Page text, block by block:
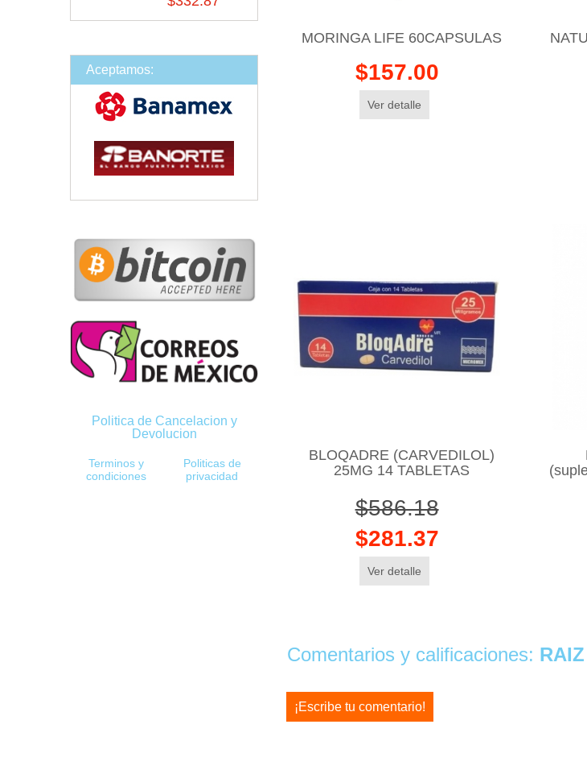
Aceptamos:
Politica de Cancelacion y
Devolucion
Terminos y
condiciones
Politicas de
privacidad
MORINGA LIFE 60CAPSULAS
$157.00
Ver detalle
BLOQADRE (CARVEDILOL)
25MG 14 TABLETAS
$586.18
$281.37
Ver detalle
Comentarios y calificaciones:
¡Escribe tu comentario!